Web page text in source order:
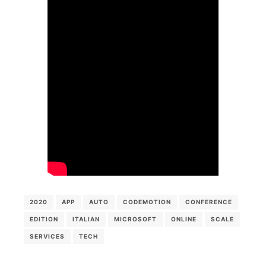
2020 APP AUTO CODEMOTION CONFERENCE
EDITION ITALIAN MICROSOFT ONLINE SCALE
SERVICES TECH